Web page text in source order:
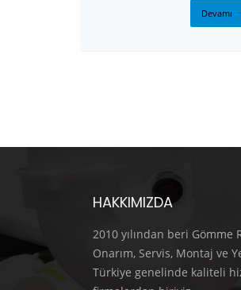
Devamı
HAKKIMIZDA
2010 yılından beri Gömme
Onarım, Servis, Montaj ve
Türkiye genelinde kaliteli